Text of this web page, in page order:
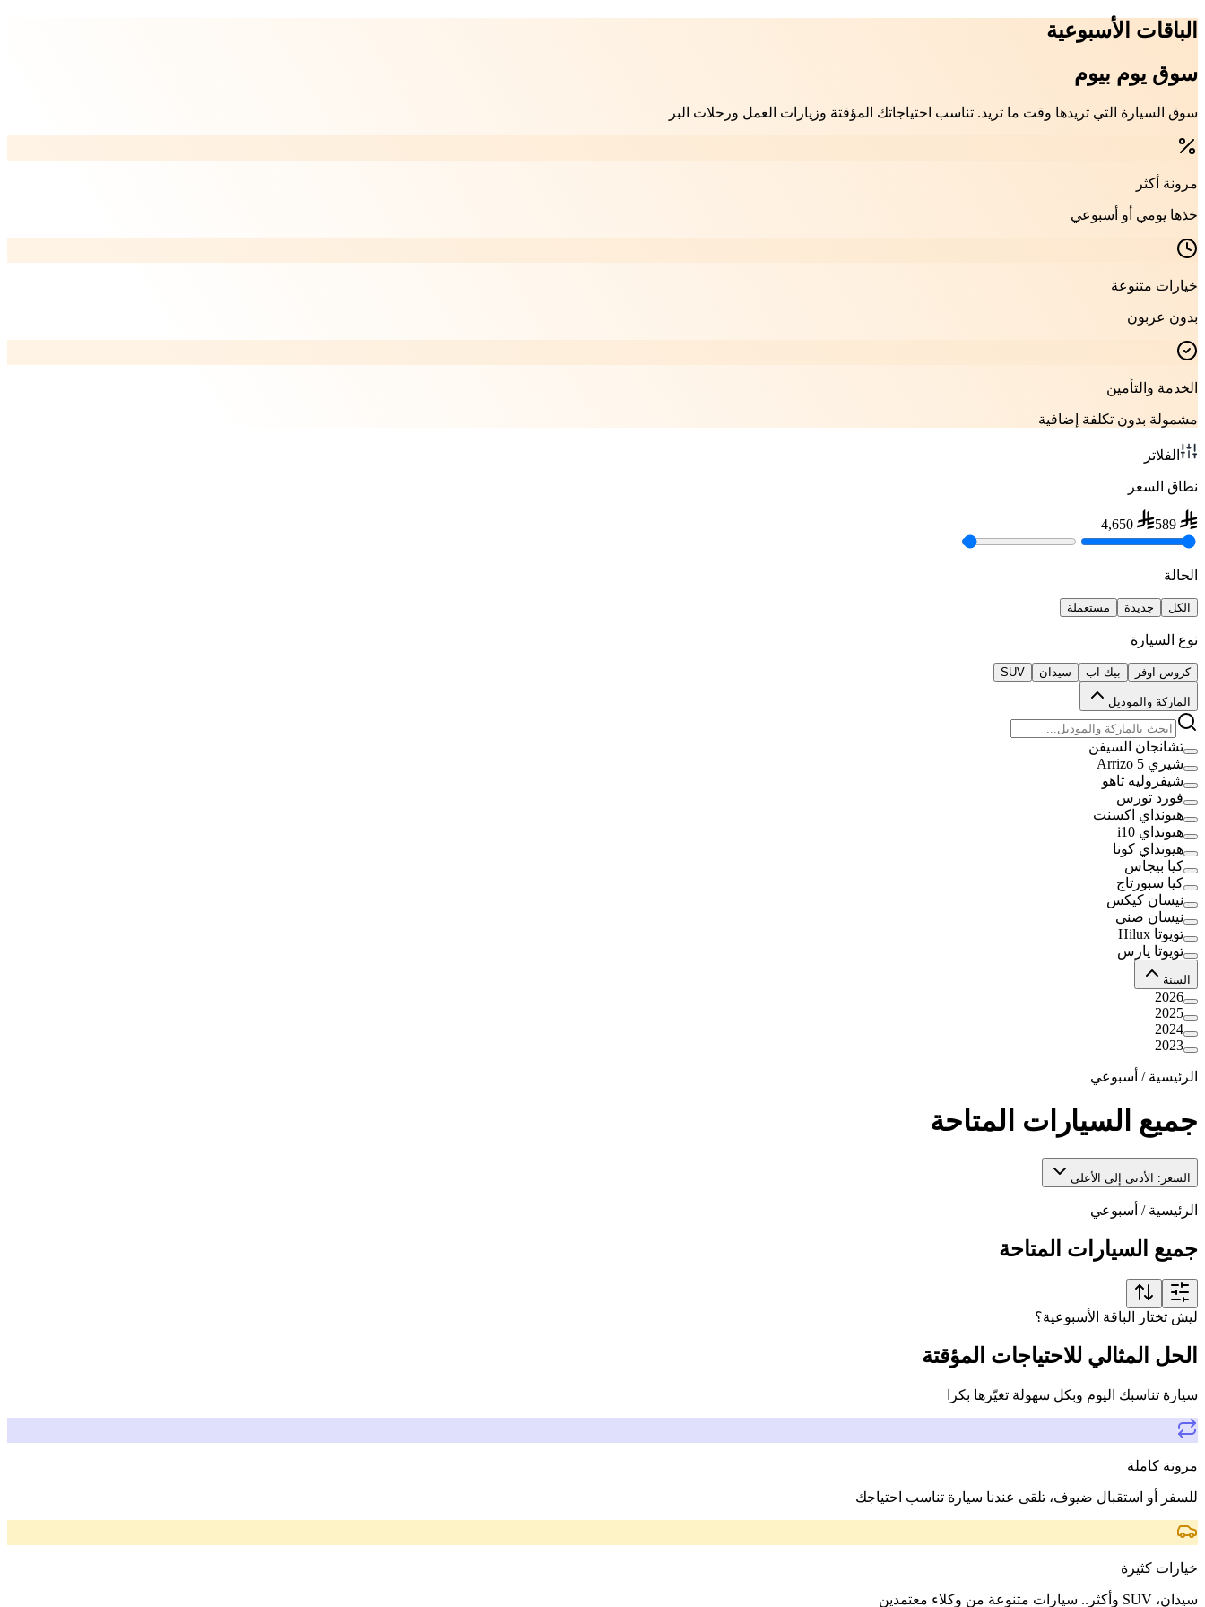
الباقات الأسبوعية
سوق يوم بيوم
سوق السيارة التي تريدها وقت ما تريد. تناسب احتياجاتك المؤقتة وزيارات العمل ورحلات البر
مرونة أكثر
خذها يومي أو أسبوعي
خيارات متنوعة
بدون عربون
الخدمة والتأمين
مشمولة بدون تكلفة إضافية
الفلاتر
نطاق السعر
589
4,650
الحالة
الكل جديدة مستعملة
نوع السيارة
كروس اوفر بيك اب سيدان SUV
الماركة والموديل
تشانجان السيفن
شيري Arrizo 5
شيفروليه تاهو
فورد تورس
هيونداي اكسنت
هيونداي i10
هيونداي كونا
كيا بيجاس
كيا سبورتاج
نيسان كيكس
نيسان صني
تويوتا Hilux
تويوتا يارس
السنة
2026
2025
2024
2023
الرئيسية / أسبوعي
جميع السيارات المتاحة
السعر: الأدنى إلى الأعلى
الرئيسية / أسبوعي
جميع السيارات المتاحة
ليش تختار الباقة الأسبوعية؟
الحل المثالي للاحتياجات المؤقتة
سيارة تناسبك اليوم وبكل سهولة تغيّرها بكرا
مرونة كاملة
للسفر أو استقبال ضيوف، تلقى عندنا سيارة تناسب احتياجك
خيارات كثيرة
سيدان، SUV وأكثر.. سيارات متنوعة من وكلاء معتمدين